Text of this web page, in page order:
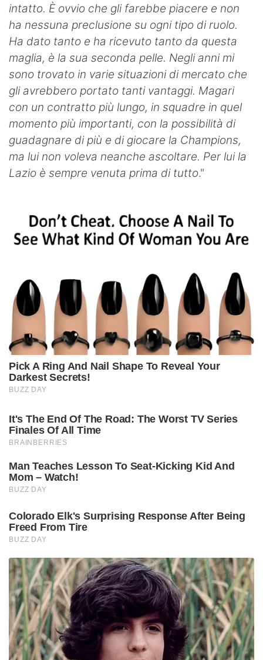
intatto. È ovvio che gli farebbe piacere e non
ha nessuna preclusione su ogni tipo di ruolo.
Ha dato tanto e ha ricevuto tanto da questa
maglia, è la sua seconda pelle. Negli anni mi
sono trovato in varie situazioni di mercato che
gli avrebbero portato tanti vantaggi. Magari
con un contratto più lungo, in squadre in quel
momento più importanti, con la possibilità di
guadagnare di più e di giocare la Champions,
ma lui non voleva neanche ascoltare. Per lui la
Lazio è sempre venuta prima di tutto."